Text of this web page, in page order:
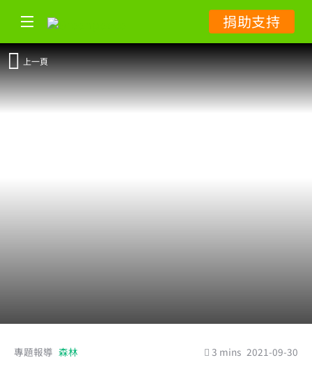
捐助支持
上一頁
專題報導 森林 3 mins 2021-09-30